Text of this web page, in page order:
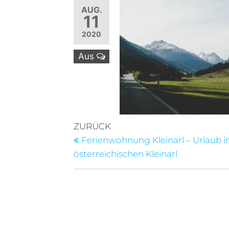
AUG.
11
2020
Aus
Beitragsnavigation
Vorheriger
Beitrag
ZURÜCK
Ferienwohnung Kleinarl – Urlaub
österreichischen Kleinarl